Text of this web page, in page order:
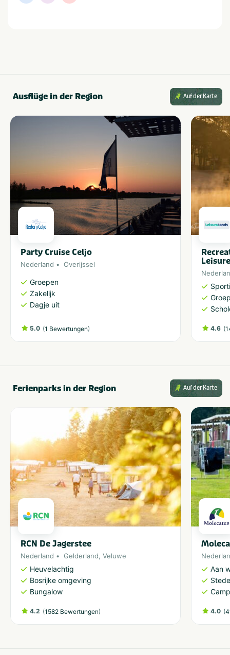
Ausflüge in der Region Auf der Karte
Party Cruise Celjo
Nederland Overijssel
Groepen
Zakelijk
Dagje uit
5.0 (1 Bewertungen) 4.6 (
Ferienparks in der Region Auf der Karte
RCN De Jagerstee
Nederland Gelderland, Veluwe
Heuvelachtig
Bosrijke omgeving
Bungalow
4.2 (1582 Bewertungen)
Aan
4.0 (